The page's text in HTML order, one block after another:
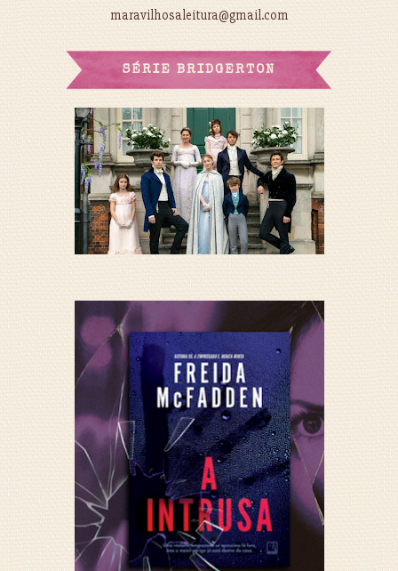
maravilhosaleitura@gmail.com
SÉRIE BRIDGERTON